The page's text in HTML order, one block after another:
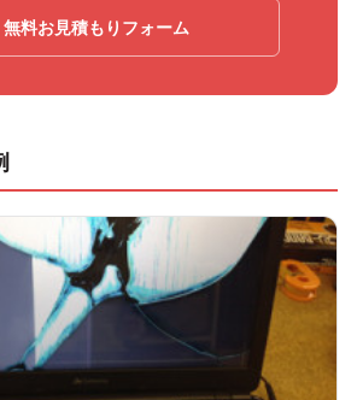
料お見積もりフォーム